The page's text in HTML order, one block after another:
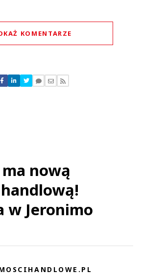
KOMENTARZE
Nie znaleziono komentarzy
swoje komentarze
nową
w Jeronimo